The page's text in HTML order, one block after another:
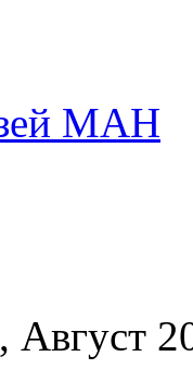
МАН
Август